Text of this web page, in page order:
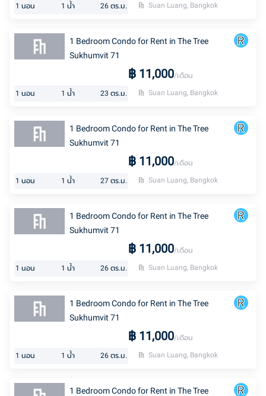
1 นอน 1 น้ำ 26 ตร.ม. Suan Luang, Bangkok
1 Bedroom Condo for Rent in The Tree
Sukhumvit 71
฿ 11,000/เดือน
1 นอน 1 น้ำ 23 ตร.ม. Suan Luang, Bangkok
1 Bedroom Condo for Rent in The Tree
Sukhumvit 71
฿ 11,000/เดือน
1 นอน 1 น้ำ 27 ตร.ม. Suan Luang, Bangkok
1 Bedroom Condo for Rent in The Tree
Sukhumvit 71
฿ 11,000/เดือน
1 นอน 1 น้ำ 26 ตร.ม. Suan Luang, Bangkok
1 Bedroom Condo for Rent in The Tree
Sukhumvit 71
฿ 11,000/เดือน
1 นอน 1 น้ำ 26 ตร.ม. Suan Luang, Bangkok
1 Bedroom Condo for Rent in The Tree